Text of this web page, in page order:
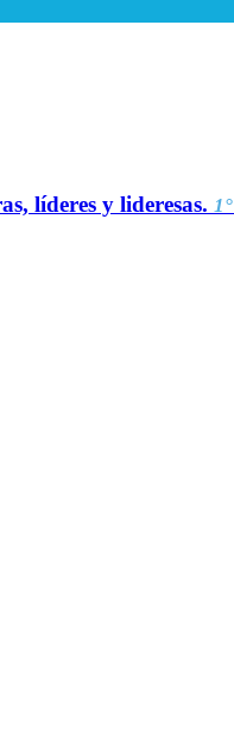
líderes y lideresas.